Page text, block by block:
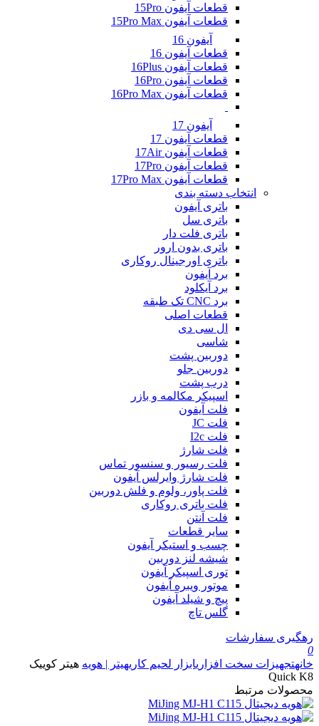
قطعات آیفون 15Pro
قطعات آیفون 15Pro Max
آیفون 16
قطعات آیفون 16
قطعات آیفون 16Plus
قطعات آیفون 16Pro
قطعات آیفون 16Pro Max
آیفون 17
قطعات آیفون 17
قطعات آیفون 17Air
قطعات آیفون 17Pro
قطعات آیفون 17Pro Max
انتخاب دسته بندی
باتری آیفون
باتری سل
باتری فلت دار
باتری بدون ارور
باتری اورجینال روکاری
برد آیفون
برد آیکلود
برد CNC تک طبقه
قطعات اصلی
ال سی دی
شاسی
دوربین پشت
دوربین جلو
درب پشت
اسپیکر مکالمه و بازر
فلت آیفون
فلت JC
فلت I2c
فلت شارژ
فلت رسیور و سنسور تماس
فلت شارژ وایرلس آیفون
فلت پاور، ولوم و فلش دوربین
فلت باتری روکاری
فلت آنتن
سایر قطعات
چسب و استیکر آیفون
شیشه لنز دوربین
توری اسپیکر آیفون
موتور ویبره آیفون
پیچ و شیلد آیفون
گلس تاچ
رهگیری سفارشات
0
خانهتجهیزات سخت افزاریابزار لحیم کاریهیتر | هویه هیتر کوییک
Quick K8
محصولات مرتبط